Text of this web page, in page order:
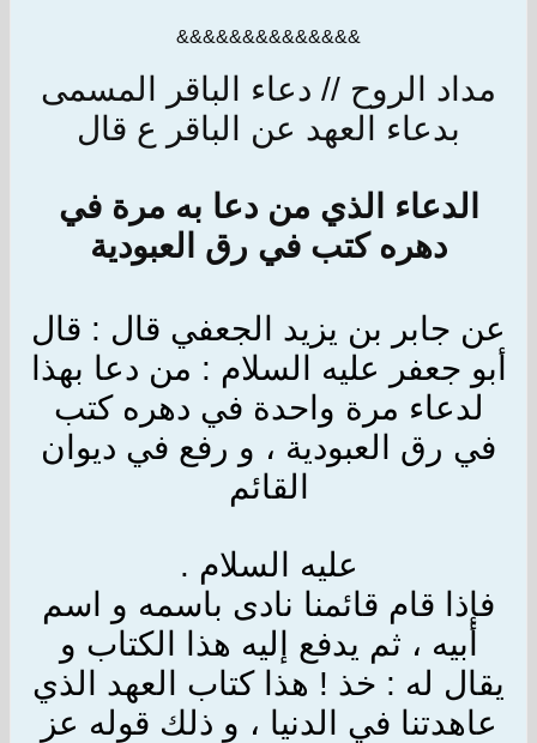
&&&&&&&&&&&&&&
مداد الروح // دعاء الباقر المسمى
بدعاء العهد عن الباقر ع قال
الدعاء الذي من دعا به مرة في
دهره كتب في رق العبودية
عن جابر بن يزيد الجعفي قال : قال
أبو جعفر عليه السلام : من دعا بهذا
لدعاء مرة واحدة في دهره كتب
في رق العبودية ، و رفع في ديوان
القائم
عليه السلام .
فإذا قام قائمنا نادى باسمه و اسم
أبيه ، ثم يدفع إليه هذا الكتاب و
يقال له : خذ ! هذا كتاب العهد الذي
عاهدتنا في الدنيا ، و ذلك قوله عز